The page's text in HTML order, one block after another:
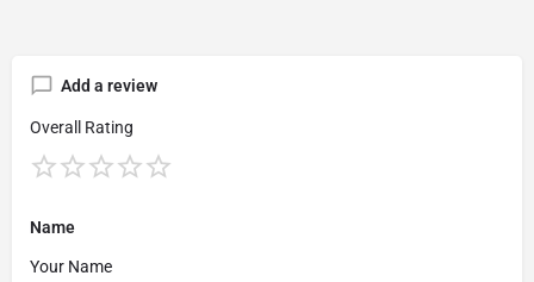
Add a review
Overall Rating
Name